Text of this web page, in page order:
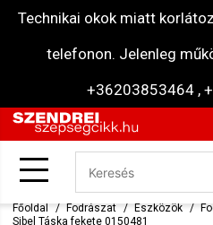
Technikai okok miatt
telefonon. Jelenleg
+36203853464 ,
Főoldal Fodrászat Eszközök
Sibel Táska fekete 0150481